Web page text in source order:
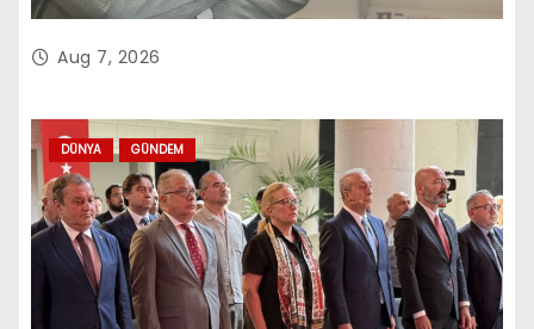
Aug 7, 2026
DÜNYA GÜNDEM